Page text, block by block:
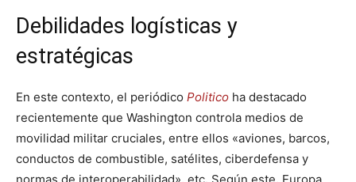
Debilidades logísticas y
estratégicas
En este contexto, el periódico Politico ha destacado
recientemente que Washington controla medios de
movilidad militar cruciales, entre ellos «aviones, barcos,
conductos de combustible, satélites, ciberdefensa y